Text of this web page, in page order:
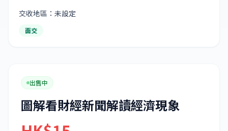
交收地區：未設定
面交
出售中
圖解看財經新聞解讀經濟現象